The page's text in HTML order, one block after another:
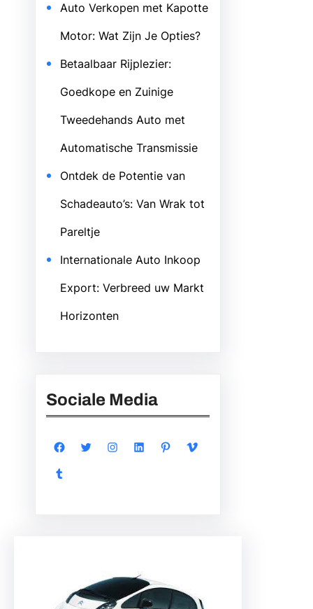
Auto Verkopen met Kapotte
Motor: Wat Zijn Je Opties?
Betaalbaar Rijplezier:
Goedkope en Zuinige
Tweedehands Auto met
Automatische Transmissie
Ontdek de Potentie van
Schadeauto’s: Van Wrak tot
Pareltje
Internationale Auto Inkoop
Export: Verbreed uw Markt
Horizonten
Sociale Media
Facebook Twitter Instagram LinkedIn Pinterest
Vimeo
Tumblr